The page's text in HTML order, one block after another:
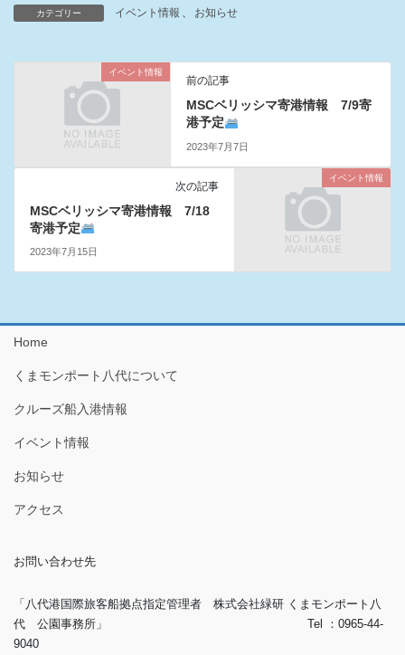
カテゴリー イベント情報 、 お知らせ
イベント情報
前の記事
MSCベリッシマ寄港情報 7/9寄
港予定
2023年7月7日
イベント情報
次の記事
MSCベリッシマ寄港情報 7/18
寄港予定
2023年7月15日
Home
くまモンポート八代について
クルーズ船入港情報
イベント情報
お知らせ
アクセス
お問い合わせ先
「八代港国際旅客船拠点指定管理者 株式会社緑研 くまモンポート八
代 公園事務所」 Tel ：0965-44-
9040